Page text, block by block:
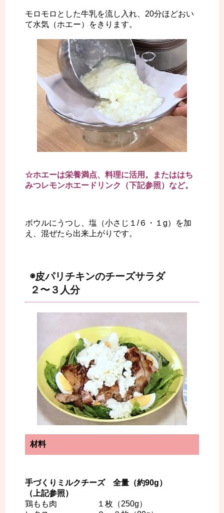
モロモロとした牛乳を流し入れ、20分ほどおい
て水気（ホエー）をきります。
☆ホエーは栄養満点、料理に活用。またははち
みつレモンホエードリンク（下記参照）など。
ボウルにうつし、塩（小さじ１/６・１g）を加
え、混ぜたら出来上がりです。
◉皮パリチキンのチーズサラダ
２〜３人分
材料
手づくりミルクチーズ 全量（約90g）
（上記参照）
鶏もも肉 １枚（250g）